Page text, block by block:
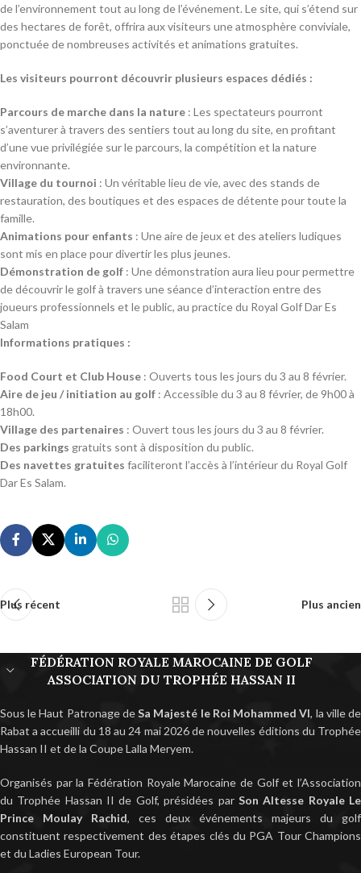
de l’environnement tout au long de l’événement. Le site, qui s’étend sur
des hectares de forêt, offrira aux visiteurs une atmosphère conviviale,
ponctuée de nombreuses activités et animations gratuites.
Les visiteurs pourront découvrir plusieurs espaces dédiés :
Parcours de marche dans la nature : Les spectateurs pourront
s’aventurer à travers des sentiers tout au long du site, en profitant
d’une vue privilégiée sur le parcours, la compétition et la nature
environnante.
Village du tournoi : Un véritable lieu de vie, avec des stands de
restauration, des boutiques et des espaces de détente pour toute la
famille.
Animations pour enfants : Une aire de jeux et des ateliers ludiques
sont mis en place pour divertir les plus jeunes.
Démonstration de golf : Une démonstration aura lieu pour permettre
de découvrir le golf à travers une séance d’interaction entre des
joueurs professionnels et le public, au practice du Royal Golf Dar Es
Salam
Informations pratiques :
Food Court et Club House : Ouverts tous les jours du 3 au 8 février.
Aire de jeu / initiation au golf : Accessible du 3 au 8 février, de 9h00 à
18h00.
Village des partenaires : Ouvert tous les jours du 3 au 8 février.
Des parkings gratuits sont à disposition du public.
Des navettes gratuites faciliteront l’accès à l’intérieur du Royal Golf
Dar Es Salam.
Plus récent Plus ancien
FÉDÉRATION ROYALE MAROCAINE DE GOLF
ASSOCIATION DU TROPHÉE HASSAN II
Sous le Haut Patronage deSa Majesté le Roi Mohammed VI, la ville de
Rabat a accueilli du 18 au 24 mai 2026 de nouvelles éditions du Trophée
Hassan II et de la Coupe Lalla Meryem.
Organisés par la Fédération Royale Marocaine de Golf et l’Association
du Trophée Hassan II de Golf, présidées par Son Altesse Royale Le
Prince Moulay Rachid, ces deux événements majeurs du golf
constituent respectivement des étapes clés du PGA Tour Champions
et du Ladies European Tour.